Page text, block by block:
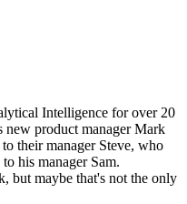
Intelligence for over 20
new product manager Mark
their manager Steve, who
his manager Sam.
but maybe that's not the only